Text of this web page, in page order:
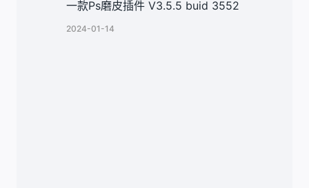
一款Ps磨皮插件 V3.5.5 buid 3552
2024-01-14